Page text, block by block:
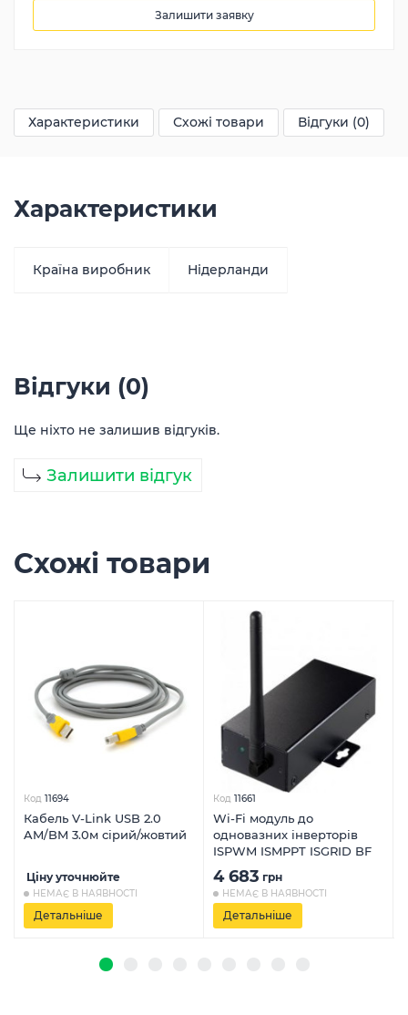
Залишити заявку
Характеристики Схожі товари Відгуки (0)
Характеристики
Країна виробник Нідерланди
Відгуки (0)
Ще ніхто не залишив відгуків.
Залишити відгук
Схожі товари
Код 11694
Кабель V-Link USB 2.0
AM/BM 3.0м сірий/жовтий
Ціну уточнюйте
НЕМАЄ В НАЯВНОСТІ
Детальніше
Код 11661
Wi-Fi модуль до
одновазних інверторів
ISPWM ISMPPT ISGRID BF
4 683 грн
НЕМАЄ В НАЯВНОСТІ
Детальніше